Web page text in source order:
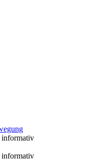
informativ
informativ